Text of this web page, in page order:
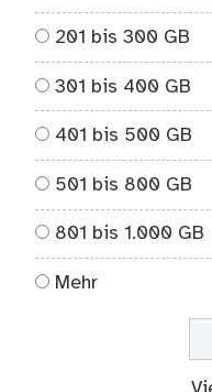
201 bis 300 GB
301 bis 400 GB
401 bis 500 GB
501 bis 800 GB
801 bis 1.000 GB
Mehr